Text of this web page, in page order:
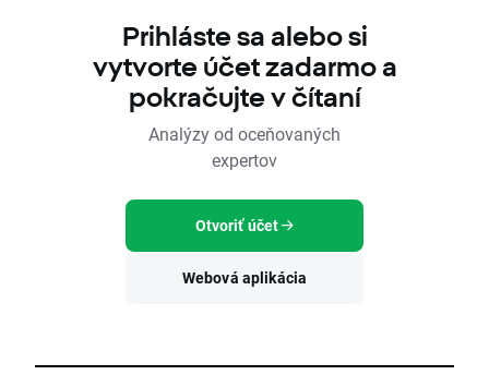
Prihláste sa alebo si
vytvorte účet zadarmo a
pokračujte v čítaní
Analýzy od oceňovaných
expertov
Otvoriť účet
Webová aplikácia